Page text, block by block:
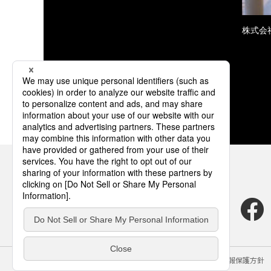
株式
サイトのご利用にあたって クッキーポリシー 個人情報保護方針